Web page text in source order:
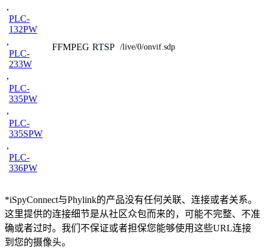
,
PLC-
132PW
,
PLC-
233W
,
PLC-
335PW
,
PLC-
335SPW
,
PLC-
336PW
FFMPEG RTSP /live/0/onvif.sdp
*iSpyConnect与Phylink的产品没有任何关联、连接或者关系。
这里提供的连接细节是从社区众包而来的，可能不完整、不准
确或者过时。我们不保证或者担保您能够使用这些URL连接
到您的摄像头。